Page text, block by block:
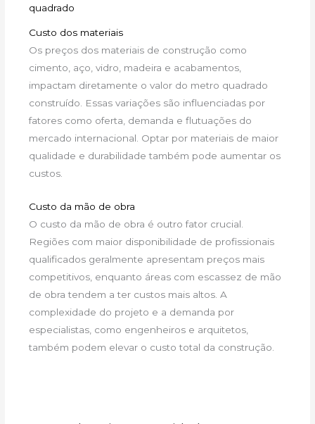
quadrado
Custo dos materiais
Os preços dos materiais de construção como
cimento, aço, vidro, madeira e acabamentos,
impactam diretamente o valor do metro quadrado
construído. Essas variações são influenciadas por
fatores como oferta, demanda e flutuações do
mercado internacional. Optar por materiais de maior
qualidade e durabilidade também pode aumentar os
custos.
Custo da mão de obra
O custo da mão de obra é outro fator crucial.
Regiões com maior disponibilidade de profissionais
qualificados geralmente apresentam preços mais
competitivos, enquanto áreas com escassez de mão
de obra tendem a ter custos mais altos. A
complexidade do projeto e a demanda por
especialistas, como engenheiros e arquitetos,
também podem elevar o custo total da construção.